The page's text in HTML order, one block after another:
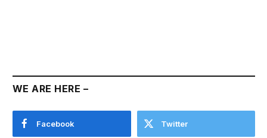
WE ARE HERE –
Facebook Twitter